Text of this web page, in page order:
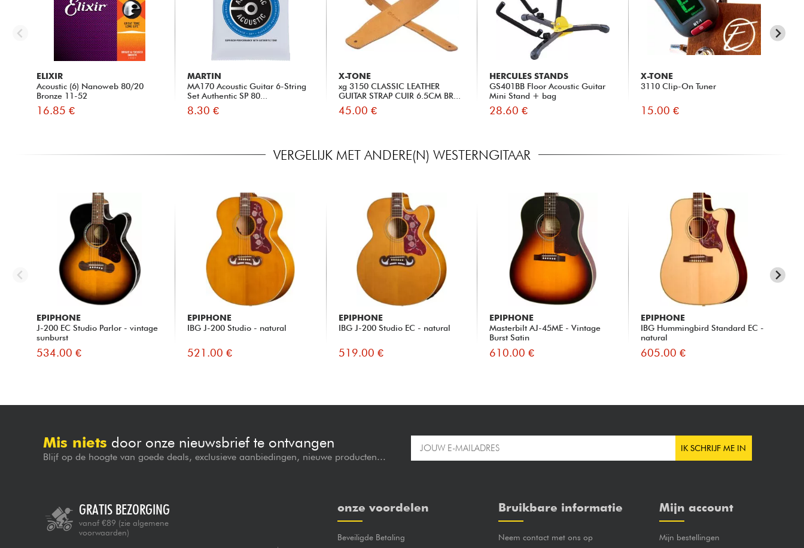
ELIXIR
Acoustic (6) Nanoweb 80/20
Bronze 11-52
16.85 €
MARTIN
MA170 Acoustic Guitar 6-String
Set Authentic SP 80...
8.30 €
X-TONE
xg 3150 CLASSIC LEATHER
GUITAR STRAP CUIR 6.5CM BR...
45.00 €
HERCULES STANDS
GS401BB Floor Acoustic Guitar
Mini Stand + bag
28.60 €
X-TONE
3110 Clip-On Tuner
15.00 €
VERGELIJK MET ANDERE(N) WESTERNGITAAR
EPIPHONE
J-200 EC Studio Parlor - vintage
sunburst
534.00 €
EPIPHONE
IBG J-200 Studio - natural
521.00 €
EPIPHONE
IBG J-200 Studio EC - natural
519.00 €
EPIPHONE
Masterbilt AJ-45ME - Vintage
Burst Satin
610.00 €
EPIPHONE
IBG Hummingbird Standard EC -
natural
605.00 €
Mis niets door onze nieuwsbrief te ontvangen
Blijf op de hoogte van goede deals, exclusieve aanbiedingen, nieuwe producten...
IK SCHRIJF ME IN
GRATIS BEZORGING
vanaf €89 (zie algemene
voorwaarden)
onze voordelen
Beveiligde Betaling
Bruikbare informatie
Neem contact met ons op
Mijn account
Mijn bestellingen